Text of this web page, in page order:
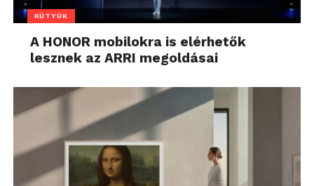
KÜTYÜK
A HONOR mobilokra is elérhetők
lesznek az ARRI megoldásai